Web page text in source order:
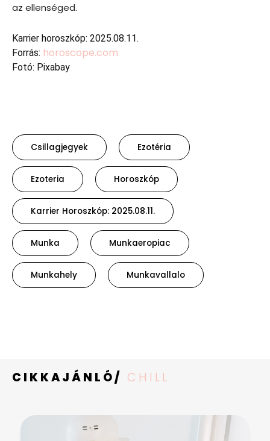
az ellenséged.
Karrier horoszkóp: 2025.08.11.
Forrás: horoscope.com
Fotó: Pixabay
Csillagjegyek Ezotéria
Ezoteria Horoszkóp
Karrier Horoszkóp: 2025.08.11.
Munka Munkaeropiac
Munkahely Munkavallalo
CIKKAJÁNLÓ/ CHILL